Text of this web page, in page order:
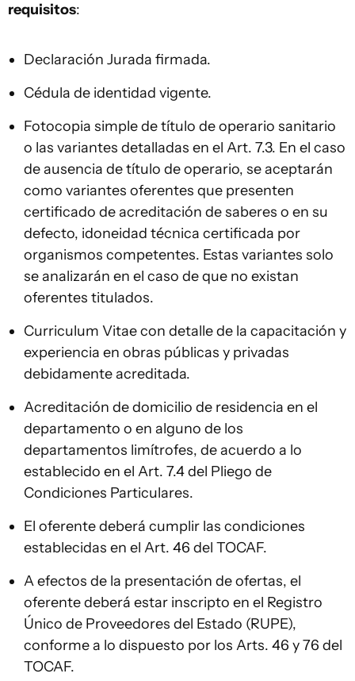
requisitos:
Declaración Jurada firmada.
Cédula de identidad vigente.
Fotocopia simple de título de operario sanitario
o las variantes detalladas en el Art. 7.3. En el caso
de ausencia de título de operario, se aceptarán
como variantes oferentes que presenten
certificado de acreditación de saberes o en su
defecto, idoneidad técnica certificada por
organismos competentes. Estas variantes solo
se analizarán en el caso de que no existan
oferentes titulados.
Curriculum Vitae con detalle de la capacitación y
experiencia en obras públicas y privadas
debidamente acreditada.
Acreditación de domicilio de residencia en el
departamento o en alguno de los
departamentos limítrofes, de acuerdo a lo
establecido en el Art. 7.4 del Pliego de
Condiciones Particulares.
El oferente deberá cumplir las condiciones
establecidas en el Art. 46 del TOCAF.
A efectos de la presentación de ofertas, el
oferente deberá estar inscripto en el Registro
Único de Proveedores del Estado (RUPE),
conforme a lo dispuesto por los Arts. 46 y 76 del
TOCAF.